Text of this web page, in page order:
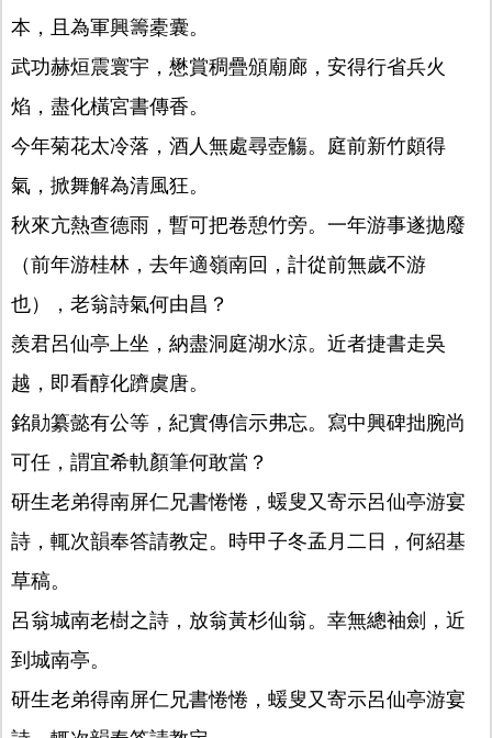
本，且為軍興籌橐囊。
武功赫烜震寰宇，懋賞稠疊頒廟廊，安得行省兵火
焰，盡化橫宮書傳香。
今年菊花太冷落，酒人無處尋壺觴。庭前新竹頗得
氣，掀舞解為清風狂。
秋來亢熱查德雨，暫可把卷憩竹旁。一年游事遂拋廢
（前年游桂林，去年適嶺南回，計從前無歲不游
也），老翁詩氣何由昌？
羨君呂仙亭上坐，納盡洞庭湖水涼。近者捷書走吳
越，即看醇化躋虞唐。
銘勛纂懿有公等，紀實傳信示弗忘。寫中興碑拙腕尚
可任，謂宜希軌顏筆何敢當？
研生老弟得南屏仁兄書惓惓，蝯叟又寄示呂仙亭游宴
詩，輒次韻奉答請教定。時甲子冬孟月二日，何紹基
草稿。
呂翁城南老樹之詩，放翁黃杉仙翁。幸無總袖劍，近
到城南亭。
研生老弟得南屏仁兄書惓惓，蝯叟又寄示呂仙亭游宴